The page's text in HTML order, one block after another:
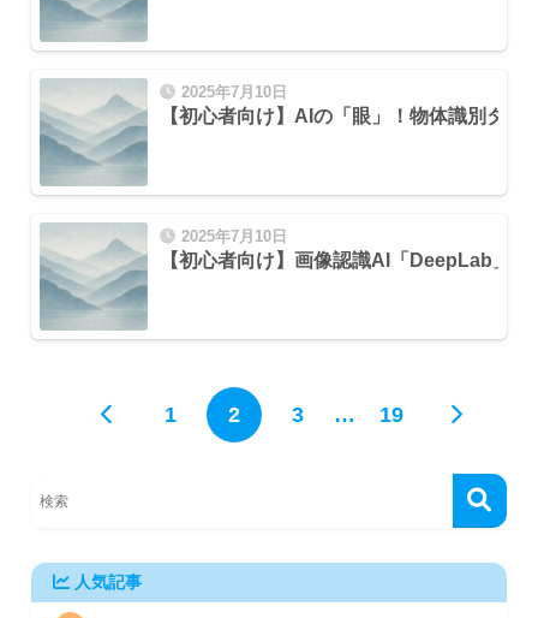
2025年7月10日
【初心者向け】AIの「眼」！物体識別タス
2025年7月10日
【初心者向け】画像認識AI「DeepLab」
1 2 3 … 19
人気記事